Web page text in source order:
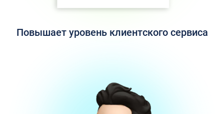
Повышает уровень клиентского сервиса